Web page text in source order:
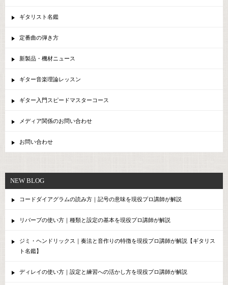
ギタリスト名鑑
定番曲の弾き方
新製品・機材ニュース
ギター音楽理論レッスン
ギター入門スピードマスターコース
メディア関係のお問い合わせ
お問い合わせ
NEW BLOG
コードダイアグラムの読み方｜記号の意味を現役プロ講師が解説
リバーブの使い方｜種類と設定の基本を現役プロ講師が解説
ジミ・ヘンドリックス｜奏法と音作りの特徴を現役プロ講師が解説【ギタリス
ト名鑑】
ディレイの使い方｜設定と練習への活かし方を現役プロ講師が解説